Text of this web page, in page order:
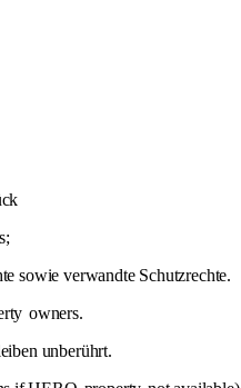
sowie verwandte Schutzrechte.
owners.
unberührt.